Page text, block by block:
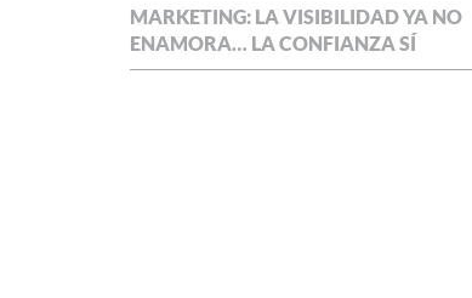
MARKETING: LA VISIBILIDAD YA NO
ENAMORA… LA CONFIANZA SÍ